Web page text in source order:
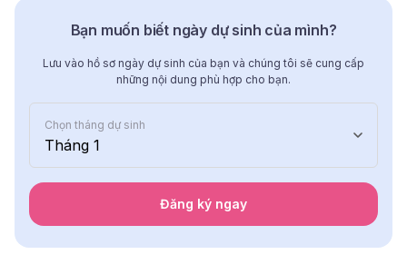
Bạn muốn biết ngày dự sinh của mình?
Lưu vào hồ sơ ngày dự sinh của bạn và chúng tôi sẽ cung cấp
những nội dung phù hợp cho bạn.
Chọn tháng dự sinh
Tháng 1
Đăng ký ngay